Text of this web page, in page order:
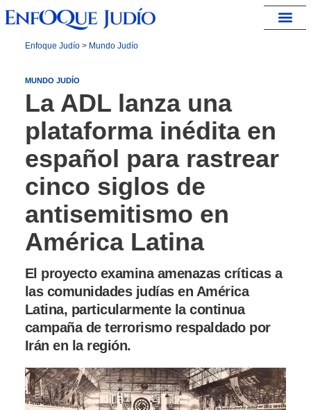
Enfoque Judío> Mundo Judío
MUNDO JUDÍO
La ADL lanza una
plataforma inédita en
español para rastrear
cinco siglos de
antisemitismo en
América Latina
El proyecto examina amenazas críticas a
las comunidades judías en América
Latina, particularmente la continua
campaña de terrorismo respaldado por
Irán en la región.